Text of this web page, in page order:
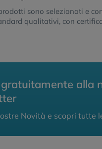
sono selezionati e
qualitativi, con
alla
Novità e scopri tutte